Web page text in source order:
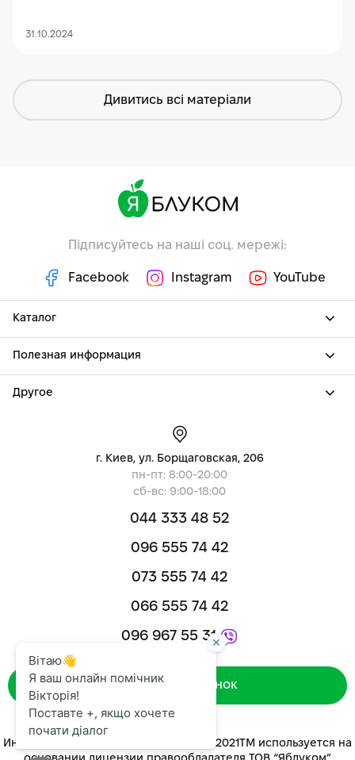
31.10.2024
Дивитись всі матеріали
Підписуйтесь на наші соц. мережі:
Facebook Instagram YouTube
Каталог
Полезная информация
Другое
г. Киев, ул. Борщаговская, 206
пн-пт: 8:00-20:00
сб-вс: 9:00-18:00
044 333 48 52
096 555 74 42
073 555 74 42
066 555 74 42
096 967 55 31
Зворотний дзвінок
Интернет-магазин «ЯБЛУКОМ™» 2014-2021ТМ используется на